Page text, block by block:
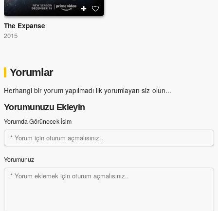
The Expanse
2015
Yorumlar
Herhangi bir yorum yapılmadı ilk yorumlayan siz olun...
Yorumunuzu Ekleyin
Yorumda Görünecek İsim
Yorumunuz